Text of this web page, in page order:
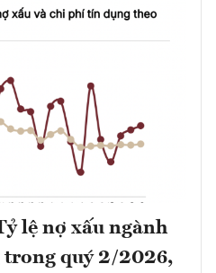
lệ nợ xấu ngành
trong quý 2/2026,